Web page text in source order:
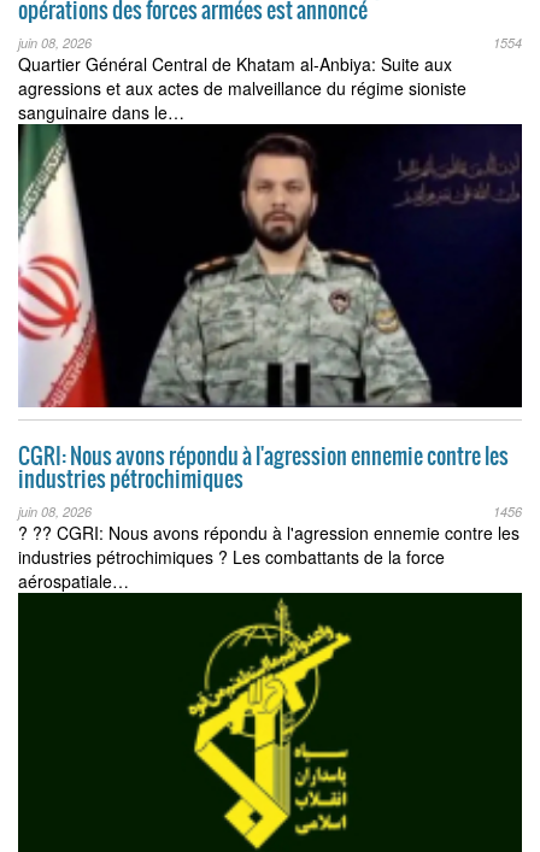
opérations des forces armées est annoncé
juin 08, 2026 1554
Quartier Général Central de Khatam al-Anbiya: Suite aux
agressions et aux actes de malveillance du régime sioniste
sanguinaire dans le…
CGRI: Nous avons répondu à l'agression ennemie contre les
industries pétrochimiques
juin 08, 2026 1456
? ?? CGRI: Nous avons répondu à l'agression ennemie contre les
industries pétrochimiques ? Les combattants de la force
aérospatiale…